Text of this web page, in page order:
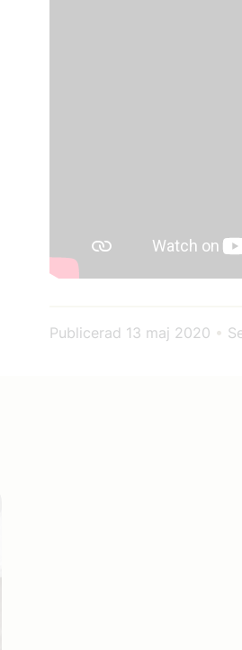
Publicerad 13 maj 2020 •